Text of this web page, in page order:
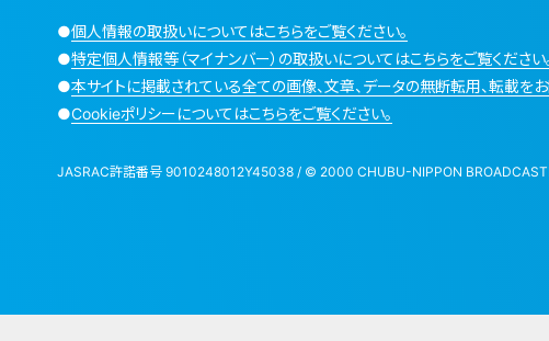
●個人情報の取扱いについてはこちらをご覧ください。
●特定個人情報等（マイナンバー）の取扱いについてはこちらをご覧ください
●本サイトに掲載されている全ての画像、文章、データの無断転用、転載をお
●Cookieポリシーについてはこちらをご覧ください。
JASRAC許諾番号 9010248012Y45038 / © 2000 CHUBU-NIPPON